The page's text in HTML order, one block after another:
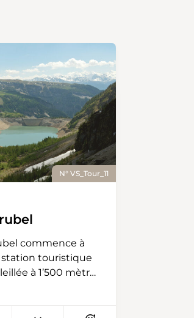
N° VS_Tour_11
commence à
station touristique
à 1’500 mètres